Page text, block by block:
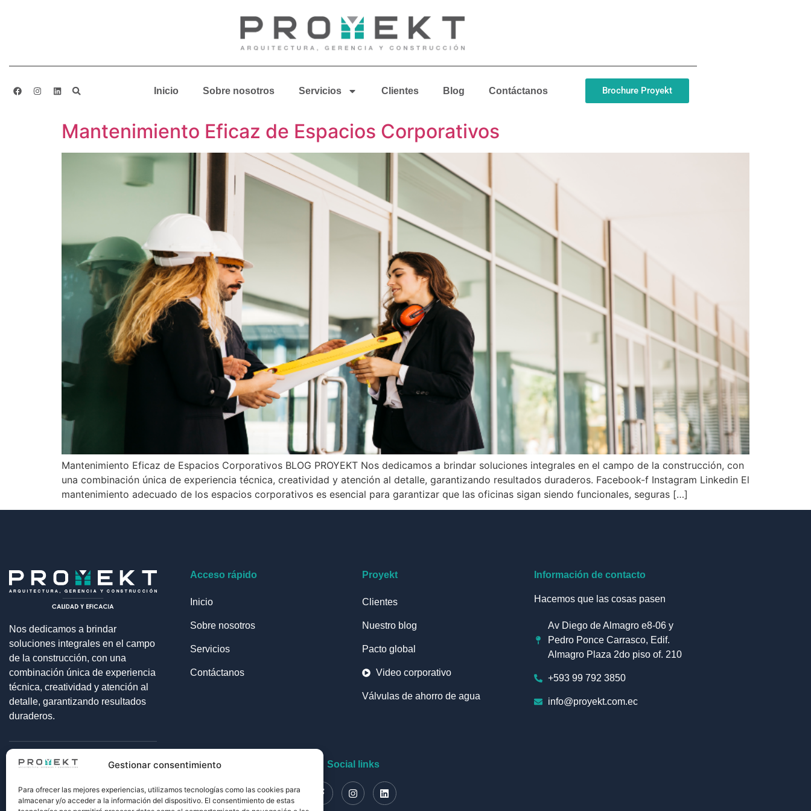
Gestionar consentimiento
Para ofrecer las mejores experiencias, utilizamos tecnologías como las cookies para
almacenar y/o acceder a la información del dispositivo. El consentimiento de estas
Inicio Sobre nosotros Servicios Clientes Blog Contáctanos Brochure Proyekt
Mantenimiento Eficaz de Espacios Corporativos
Mantenimiento Eficaz de Espacios Corporativos BLOG PROYEKT Nos dedicamos a brindar soluciones integrales en el campo de la construcción, con
una combinación única de experiencia técnica, creatividad y atención al detalle, garantizando resultados duraderos. Facebook-f Instagram Linkedin El
mantenimiento adecuado de los espacios corporativos es esencial para garantizar que las oficinas sigan siendo funcionales, seguras […]
Nos dedicamos a brindar
soluciones integrales en el campo
de la construcción, con una
combinación única de experiencia
técnica, creatividad y atención al
detalle, garantizando resultados
duraderos.
Acceso rápido
Inicio
Sobre nosotros
Servicios
Contáctanos
Proyekt
Clientes
Nuestro blog
Pacto global
Video corporativo
Válvulas de ahorro de agua
Información de contacto
Hacemos que las cosas pasen
Av Diego de Almagro e8-06 y
Pedro Ponce Carrasco, Edif.
Almagro Plaza 2do piso of. 210
+593 99 792 3850
info@proyekt.com.ec
Social links